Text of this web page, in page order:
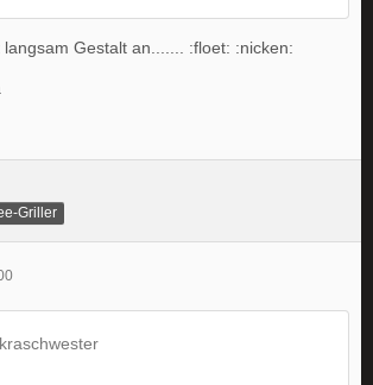
Gestalt an....... :floet: :nicken:
Griller